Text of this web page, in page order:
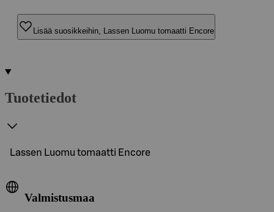
Lisää suosikkeihin, Lassen Luomu tomaatti Encore
Tuotetiedot
Lassen Luomu tomaatti Encore
Valmistusmaa